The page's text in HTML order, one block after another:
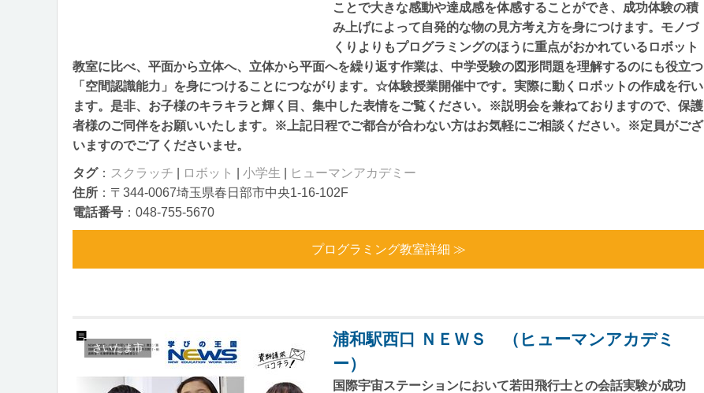
ことで大きな感動や達成感を体感することができ、成功体験の積
み上げによって自発的な物の見方考え方を身につけます。モノづ
くりよりもプログラミングのほうに重点がおかれているロボット
教室に比べ、平面から立体へ、立体から平面へを繰り返す作業は、中学受験の図形問題を理解するのにも役立つ
「空間認識能力」を身につけることにつながります。☆体験授業開催中です。実際に動くロボットの作成を行い
ます。是非、お子様のキラキラと輝く目、集中した表情をご覧ください。※説明会を兼ねておりますので、保護
者様のご同伴をお願いいたします。※上記日程でご都合が合わない方はお気軽にご相談ください。※定員がござ
いますのでご了くださいませ。
タグ： スクラッチ ロボット 小学生
ヒューマンアカデミー
住所 ：〒344-0067埼玉県春日部市中央1-16-102F
電話番号 ：048-755-5670
プログラミング教室詳細 ≫
さいたま市
浦和駅西口 ＮＥＷＳ （ヒューマンアカデミ
ー）
国際宇宙ステーションにおいて若田飛行士との会話実験が成功